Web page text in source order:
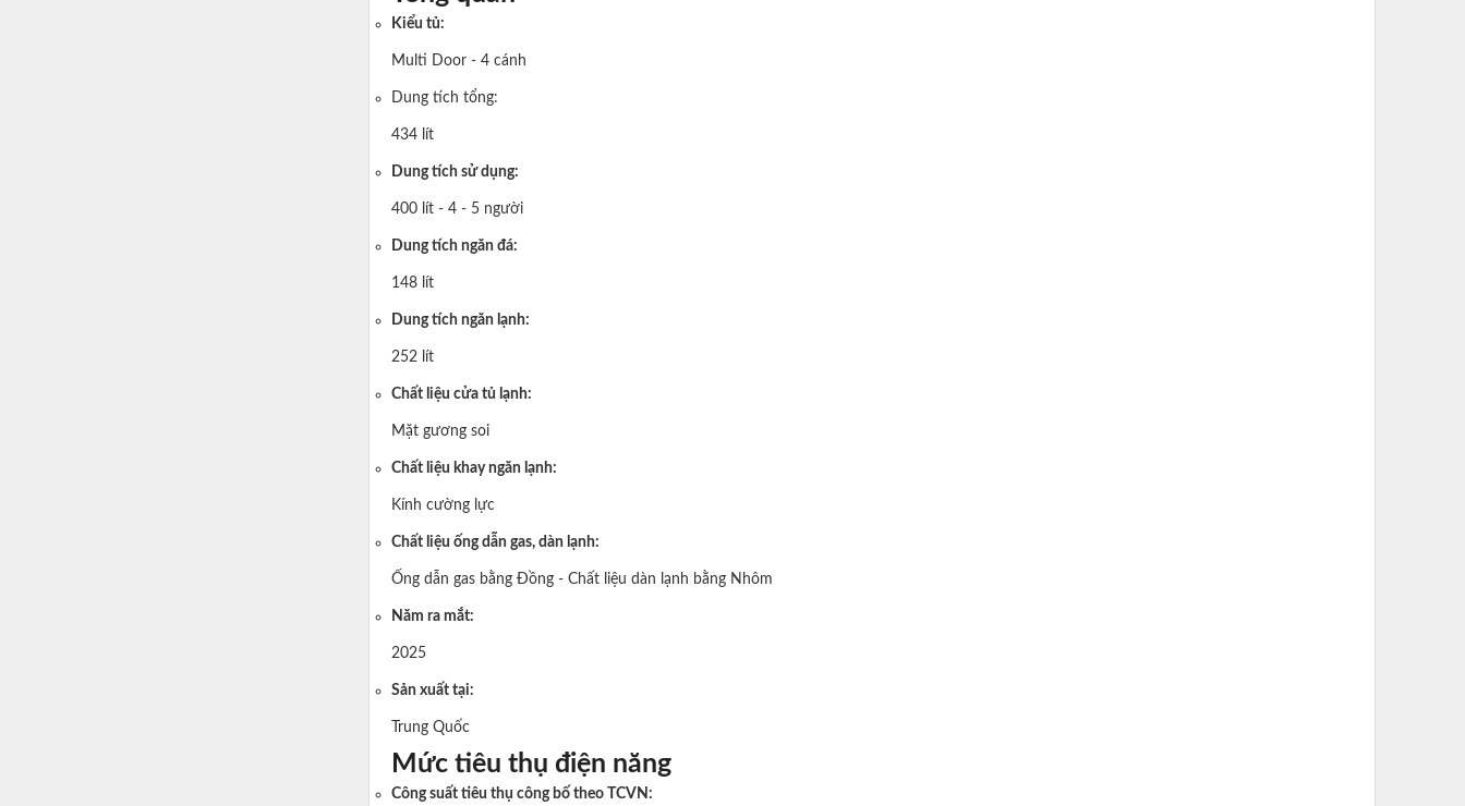
Kiểu tủ:
Multi Door - 4 cánh
Dung tích tổng:
434 lít
Dung tích sử dụng:
400 lít - 4 - 5 người
Dung tích ngăn đá:
148 lít
Dung tích ngăn lạnh:
252 lít
Chất liệu cửa tủ lạnh:
Mặt gương soi
Chất liệu khay ngăn lạnh:
Kính cường lực
Chất liệu ống dẫn gas, dàn lạnh:
Ống dẫn gas bằng Đồng - Chất liệu dàn lạnh bằng Nhôm
Năm ra mắt:
2025
Sản xuất tại:
Trung Quốc
Mức tiêu thụ điện năng
Công suất tiêu thụ công bố theo TCVN: